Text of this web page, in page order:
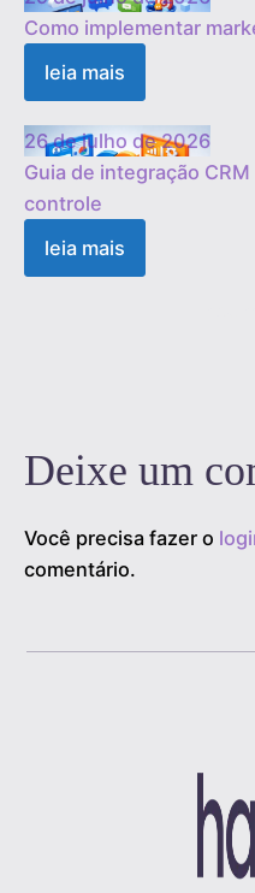
Como implementar
leia mais
26 de julho de 2026
Guia de integração
controle
leia mais
Deixe um
Você precisa fazer o
comentário.